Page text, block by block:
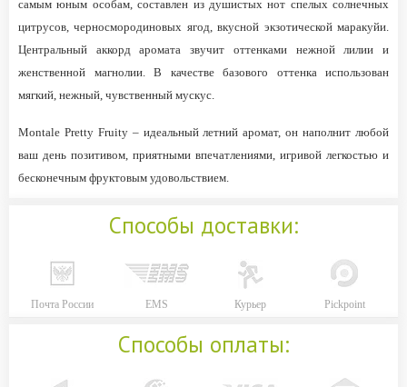
самым юным особам, составлен из душистых нот спелых солнечных
цитрусов, черносмородиновых ягод, вкусной экзотической маракуйи.
Центральный аккорд аромата звучит оттенками нежной лилии и
женственной магнолии. В качестве базового оттенка использован
мягкий, нежный, чувственный мускус.
Montale Pretty Fruity – идеальный летний аромат, он наполнит любой
ваш день позитивом, приятными впечатлениями, игривой легкостью и
бесконечным фруктовым удовольствием.
Способы доставки:
Почта России EMS Курьер Pickpoint
Способы оплаты: